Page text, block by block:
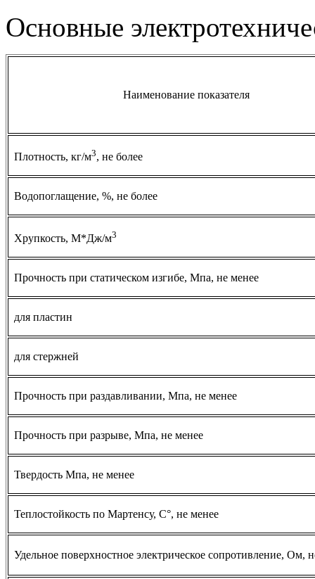
Основные
Наименование показателя
Плотность, кг/м3, не более
Водопоглащение, %, не более
Хрупкость, М*Дж/м3
Прочность при статическом изгибе, Мпа, не менее
для пластин
для стержней
Прочность при раздавливании, Мпа, не менее
Прочность при разрыве, Мпа, не менее
Твердость Мпа, не менее
Теплостойкость по Мартенсу, С°, не менее
Удельное поверхностное электрическое сопротивление, Ом,